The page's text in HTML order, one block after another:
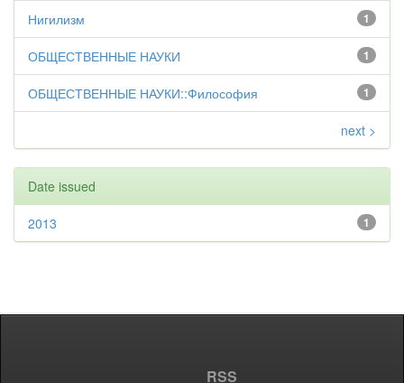
1
Нигилизм
1
ОБЩЕСТВЕННЫЕ НАУКИ
1
ОБЩЕСТВЕННЫЕ НАУКИ::Философия
next >
Date issued
1
2013
RSS